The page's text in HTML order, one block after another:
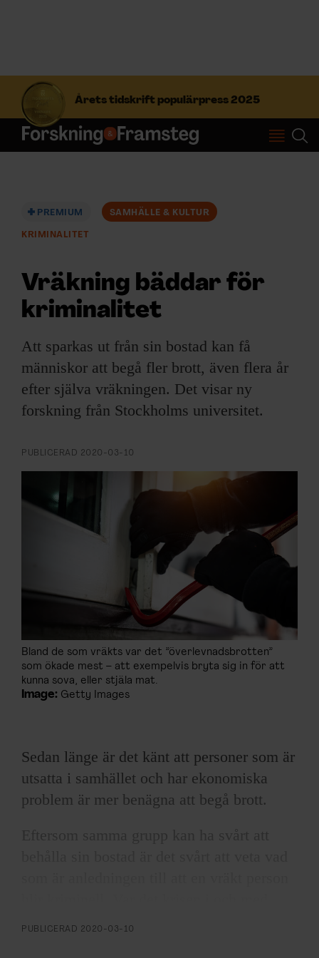
Årets tidskrift populärpress 2025
S
f
t
Prenumerera
ÄMNEN
ARKIV & E-TIDNING
LYSSNA/PODD
EVENEMANG & RESOR
SKRIV I F&F
PRENUMERERA PÅ F&F
ANNONSERA I F&F
PREMIUM SAMHÄLLE & KULTUR
KRIMINALITET
Vräkning bäddar för
kriminalitet
Att sparkas ut från sin bostad kan få
människor att begå fler brott, även flera år
efter själva vräkningen. Det visar ny
forskning från Stockholms universitet.
PUBLICERAD 2020-03-10
Bland de som vräkts var det ”överlevnadsbrotten”
som ökade mest – att exempelvis bryta sig in för att
kunna sova, eller stjäla mat.
Image: Getty Images
Sedan länge är det känt att personer som är
utsatta i samhället och har ekonomiska
problem är mer benägna att begå brott.
PUBLICERAD 2020-03-10